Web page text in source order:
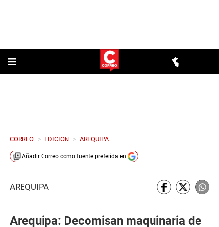
CORREO > EDICION > AREQUIPA
Añadir Correo como fuente preferida en
AREQUIPA
Arequipa: Decomisan maquinaria de